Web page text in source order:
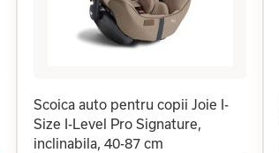
Scoica auto pentru copii Joie I-
Size I-Level Pro Signature,
inclinabila, 40-87 cm